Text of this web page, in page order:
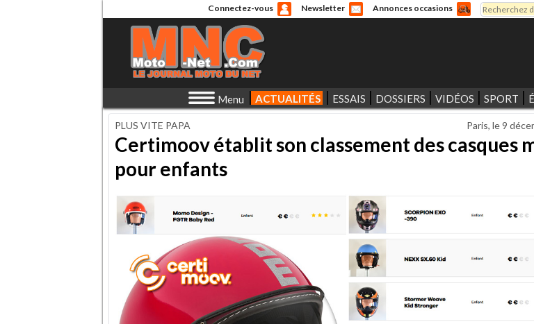
Connectez-vous Newsletter Annonces occasions Rechercher
Menu ACTUALITÉS ESSAIS DOSSIERS VIDÉOS SPORT
PLUS VITE PAPA Paris, le9
Certimoov établit son classement des casques
pour enfants